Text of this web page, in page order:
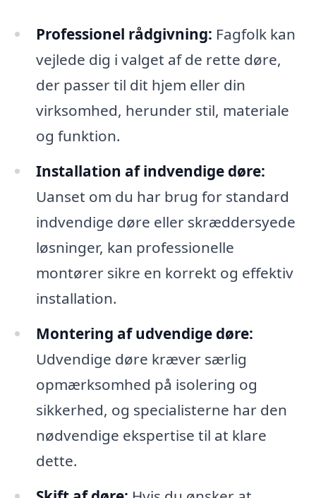
Professionel rådgivning: Fagfolk kan
vejlede dig i valget af de rette døre,
der passer til dit hjem eller din
virksomhed, herunder stil, materiale
og funktion.
Installation af indvendige døre:
Uanset om du har brug for standard
indvendige døre eller skræddersyede
løsninger, kan professionelle
montører sikre en korrekt og effektiv
installation.
Montering af udvendige døre:
Udvendige døre kræver særlig
opmærksomhed på isolering og
sikkerhed, og specialisterne har den
nødvendige ekspertise til at klare
dette.